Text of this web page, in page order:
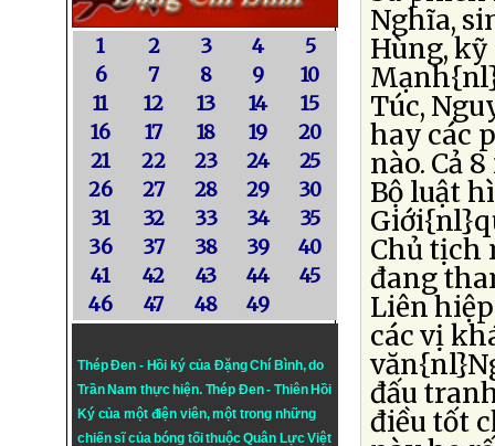
1 2 3 4
5
6
7 8 9
10
11
12 13 14
15
16
17 18 19
20
21
22 23 24
25
26
27 28 29
30
31
32 33 34
35
36
37 38 39
40
41
42 43 44
45
46
47 48 49
Thép Đen - Hồi ký của Đặng Chí Bình, do
Trần Nam thực hiện. Thép Đen- Thiên Hồi
Ký của một điện viên, một trong những
chiến sĩ của bóng tối thuộc Quân Lực Việt
Nghĩa,
Hùng, kỹ
Túc,
hay các
nào. Cả
Bộ luật
Chủ tịch
đang
Liên
các vị
đấu
điều tốt